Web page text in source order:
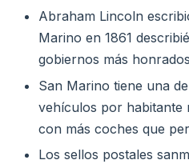
Abraham Lincoln
Marino en 1861
gobiernos más
San Marino tiene una
vehículos por habitante
con más coches que
Los sellos postales